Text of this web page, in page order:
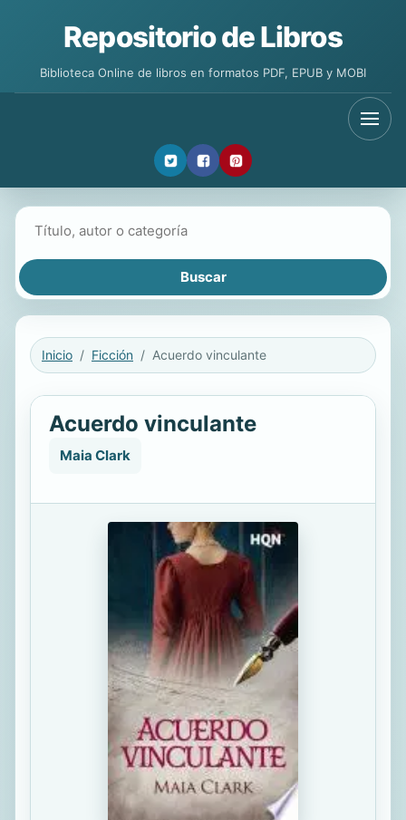
Repositorio de Libros
Biblioteca Online de libros en formatos PDF, EPUB y MOBI
Inicio Ficción Acuerdo vinculante
Acuerdo vinculante
Maia Clark